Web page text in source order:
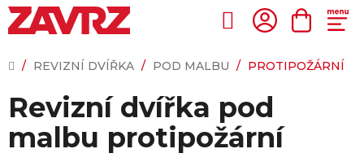
Přejít
na
Hledat
KOŠÍK
DOMŮ
/ REVIZNÍ DVÍŘKA / POD MALBU / PROTIPOŽÁRNÍ
Revizní dvířka pod
malbu protipožární